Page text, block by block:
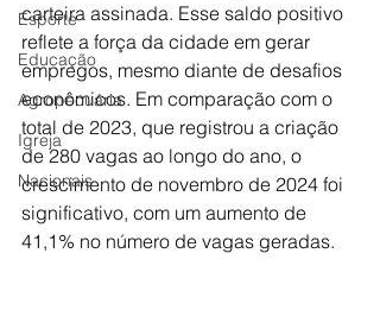
Esporte
Educação
Agropecuária
Igreja
Nacionais
carteira assinada. Esse saldo positivo
reflete a força da cidade em gerar
empregos, mesmo diante de desafios
econômicos. Em comparação com o
total de 2023, que registrou a criação
de 280 vagas ao longo do ano, o
crescimento de novembro de 2024 foi
significativo, com um aumento de
41,1% no número de vagas geradas.